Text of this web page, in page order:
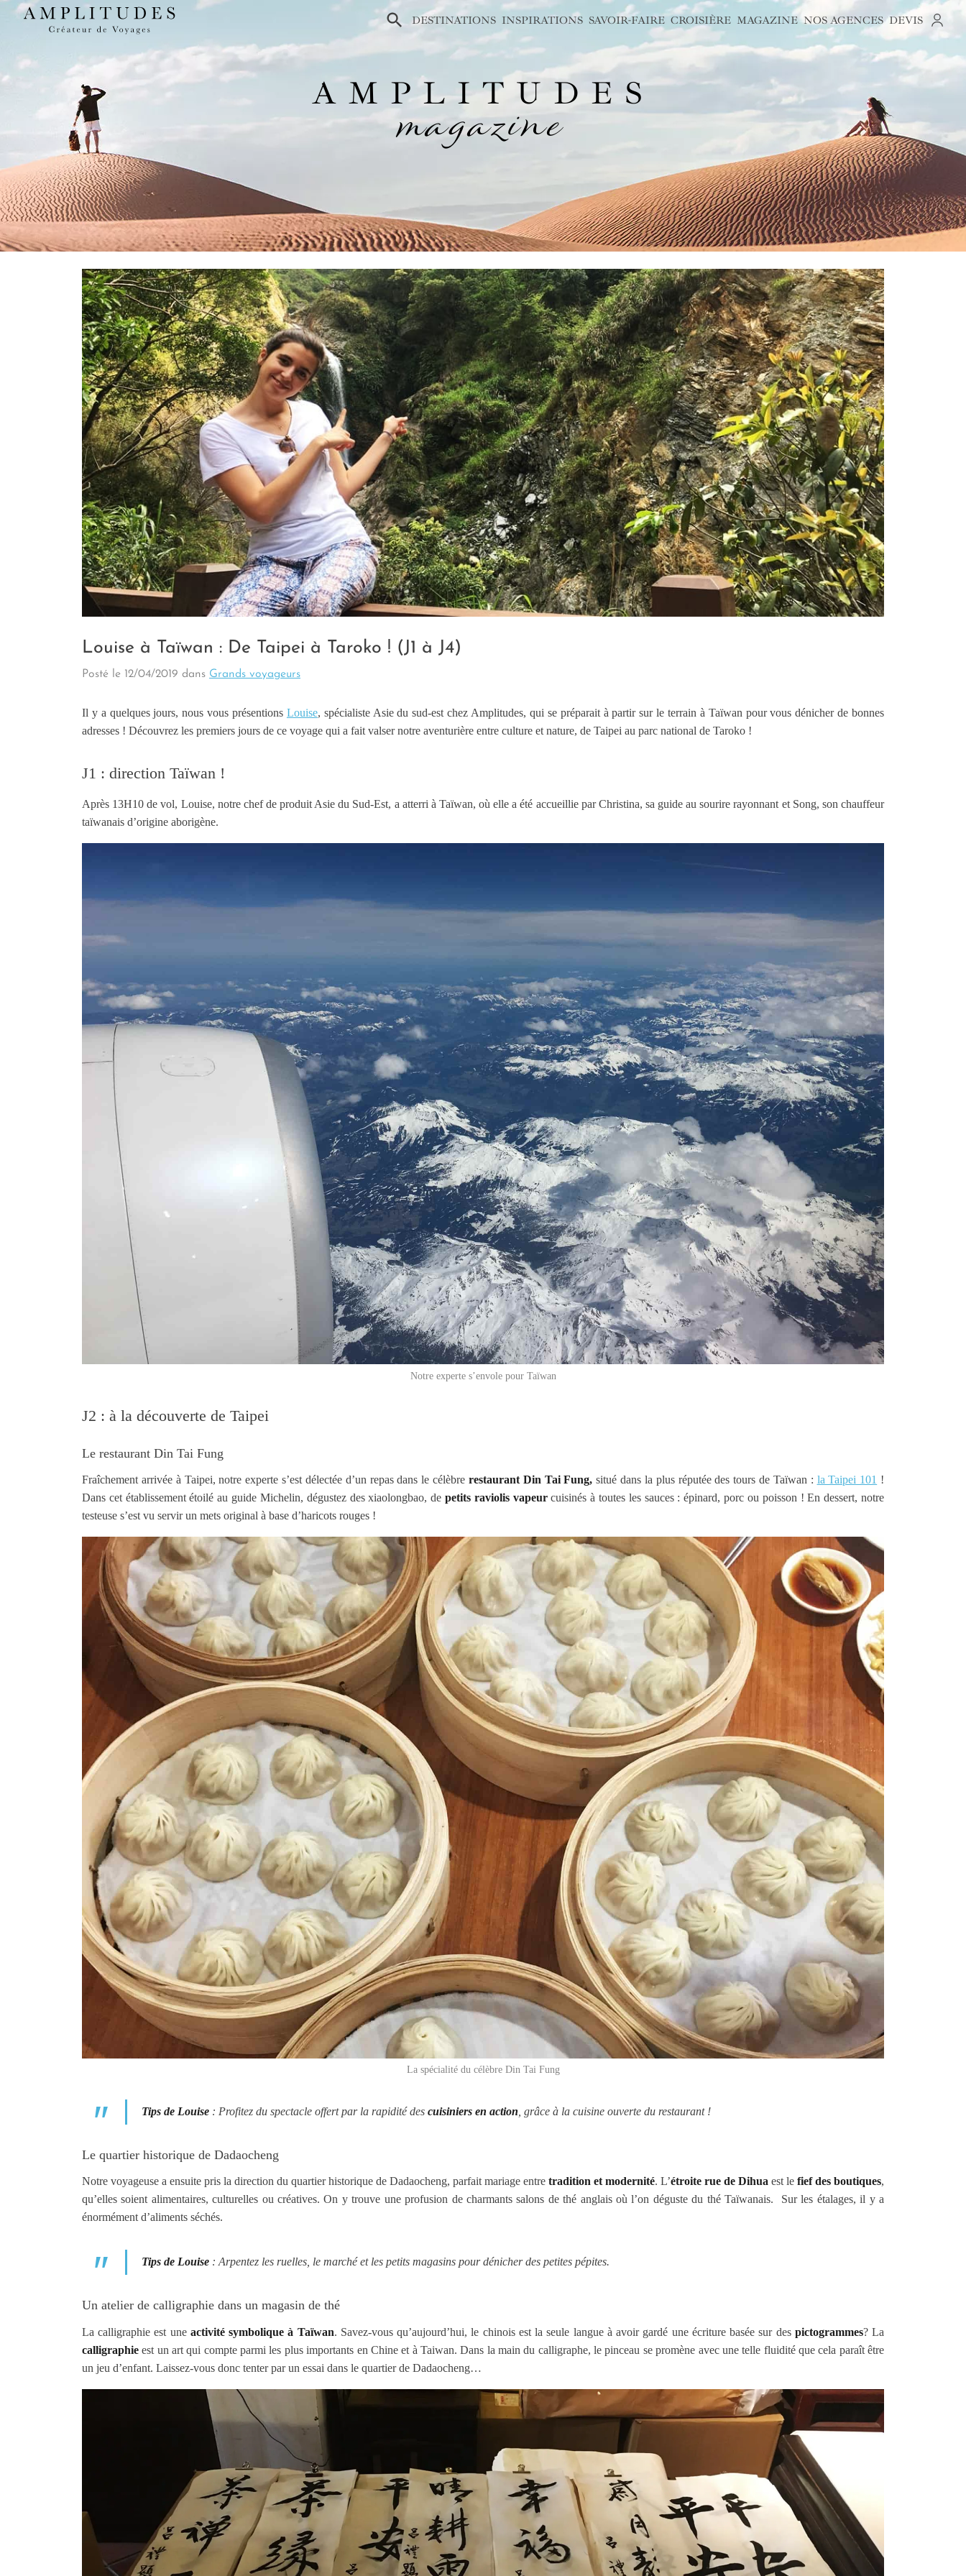
× DESTINATIONS INSPIRATIONS SAVOIR-FAIRE CROISIÈRE MAGAZINE NOS AGENCES DEVIS
AMPLITUDES
magazine
Louise à Taïwan : De Taipei à Taroko ! (J1 à J4)
Posté le 12/04/2019 dans Grands voyageurs
Il y a quelques jours, nous vous présentions Louise, spécialiste Asie du sud-est chez Amplitudes, qui se préparait à partir sur le terrain à Taïwan pour vous dénicher de bonnes
adresses ! Découvrez les premiers jours de ce voyage qui a fait valser notre aventurière entre culture et nature, de Taipei au parc national de Taroko !
J1 : direction Taïwan !
Après 13H10 de vol, Louise, notre chef de produit Asie du Sud-Est, a atterri à Taïwan, où elle a été accueillie par Christina, sa guide au sourire rayonnant et Song, son chauffeur
taïwanais d’origine aborigène.
Notre experte s’envole pour Taïwan
J2 : à la découverte de Taipei
Le restaurant Din Tai Fung
Fraîchement arrivée à Taipei, notre experte s’est délectée d’un repas dans le célèbre restaurant Din Tai Fung,situé dans la plus réputée des tours de Taïwan : la Taipei 101 !
Dans cet établissement étoilé au guide Michelin, dégustez des xiaolongbao, de petits raviolis vapeurcuisinés à toutes les sauces : épinard, porc ou poisson ! En dessert, notre
testeuse s’est vu servir un mets original à base d’haricots rouges !
La spécialité du célèbre Din Tai Fung
Tips de Louise : Profitez du spectacle offert par la rapidité des cuisiniers en action , grâce à la cuisine ouverte du restaurant !
Le quartier historique de Dadaocheng
Notre voyageuse a ensuite pris la direction du quartier historique de Dadaocheng, parfait mariage entre tradition et modernité. L’étroite rue de Dihua est le fief des boutiques,
qu’elles soient alimentaires, culturelles ou créatives. On y trouve une profusion de charmants salons de thé anglais où l’on déguste du thé Taïwanais. Sur les étalages, il y a
énormément d’aliments séchés.
Tips de Louise : Arpentez les ruelles, le marché et les petits magasins pour dénicher des petites pépites.
Un atelier de calligraphie dans un magasin de thé
La calligraphie est une activité symbolique à Taïwan. Savez-vous qu’aujourd’hui, le chinois est la seule langue à avoir gardé une écriture basée sur des pictogrammes? La
calligraphie est un art qui compte parmi les plus importants en Chine et à Taiwan. Dans la main du calligraphe, le pinceau se promène avec une telle fluidité que cela paraît être
un jeu d’enfant. Laissez-vous donc tenter par un essai dans le quartier de Dadaocheng…